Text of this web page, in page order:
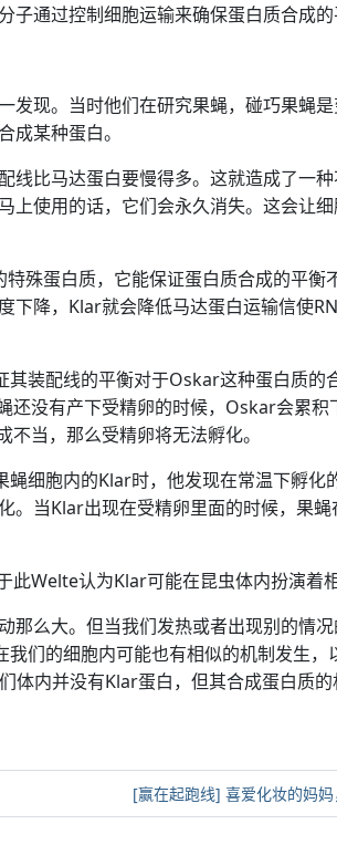
子通过控制细胞运输来确保蛋白质合成的
发现。当时他们在研究果蝇，碰巧果蝇
成某种蛋白。
线比马达蛋白要慢得多。这就造成了一
上使用的话，它们会永久消失。这会让
殊蛋白质，它能保证蛋白质合成的平衡
下降，Klar就会降低马达蛋白运输信使
装配线的平衡对于Oskar这种蛋白质的
还没有产下受精卵的时候，Oskar会累积
当，那么受精卵将无法孵化。
蝇细胞内的Klar时，他发现在常温下孵化
。当Klar出现在受精卵里面的时候，果
此Welte认为Klar可能在昆虫体内扮演着
那么大。但当我们发热或者出现别的情
们的细胞内可能也有相似的机制发生，
体内并没有Klar蛋白，但其合成蛋白质
[赢在起跑线] 喜爱化妆的妈